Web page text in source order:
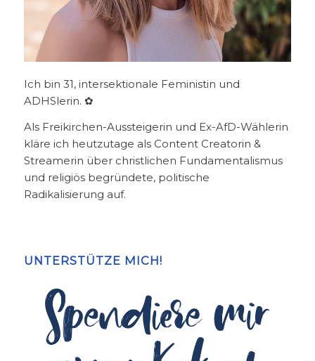
Ich bin 31, intersektionale Feministin und
ADHSlerin. ✿
Als Freikirchen-Aussteigerin und Ex-AfD-Wählerin
kläre ich heutzutage als Content Creatorin &
Streamerin über christlichen Fundamentalismus
und religiös begründete, politische
Radikalisierung auf.
UNTERSTÜTZE MICH!